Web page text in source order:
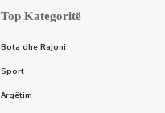
Top Kategoritë
Bota dhe Rajoni
Sport
Argëtim